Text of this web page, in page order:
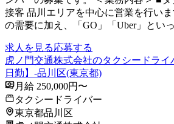
接客 品川エリアを中心に営業を行い
の需要に加え、「GO」「Uber」とい
求人を見る応募する
虎ノ門交通株式会社のタクシードライ
日勤】-品川区(東京都)
月給 250,000円〜
タクシードライバー
東京都品川区